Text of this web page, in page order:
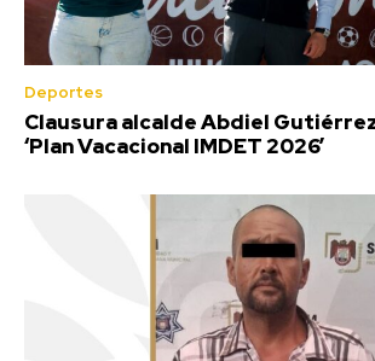
Deportes
Clausura alcalde Abdiel
‘Plan Vacacional IMDET 2026’